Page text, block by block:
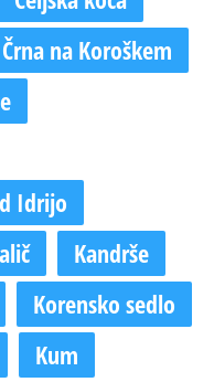
Črna na Koroškem
Idrijo
Kandrše
Korensko sedlo
Kum